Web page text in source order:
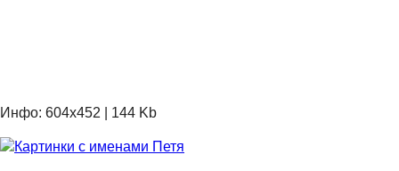
Инфо: 604х452 | 144 Kb